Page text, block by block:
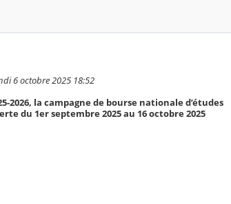
6 octobre 2025 18:52
2026, la campagne de bourse nationale d’études
du 1er septembre 2025 au 16 octobre 2025